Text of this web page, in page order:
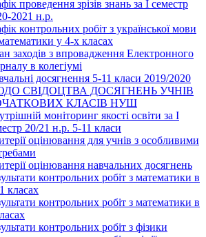
проведення зрізів знань за І семестр
2021 н.р.
контрольних робіт з української мови
у 4-х класах
заходів з впровадження Електронного
в колегіумі
досягнення 5-11 класи 2019/2020
СВІДОЦТВА ДОСЯГНЕНЬ УЧНІВ
КЛАСІВ НУШ
моніторинг якості освіти за І
20/21 н.р. 5-11 класи
оцінювання для учнів з особливими
оцінювання навчальних досягнень
контрольних робіт з математики в
класах
контрольних робіт з математики в
контрольних робіт з фізики